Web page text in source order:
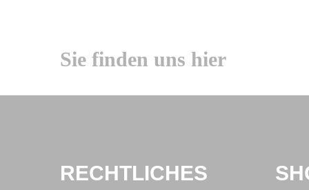
Sie finden uns hier
RECHTLICHES